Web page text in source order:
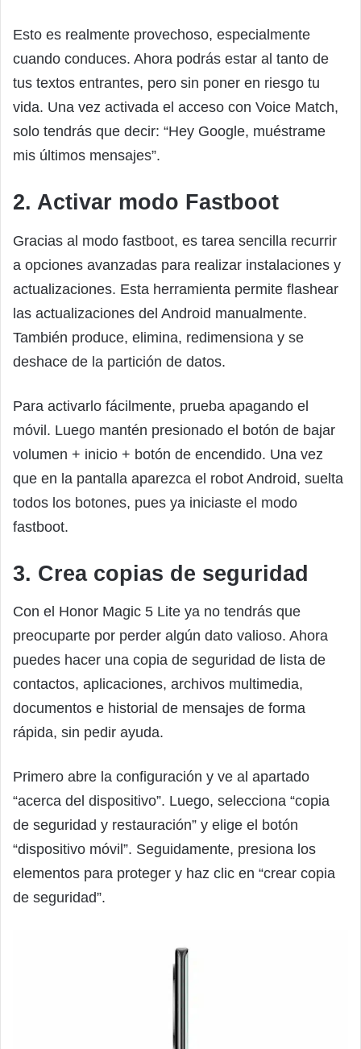
Esto es realmente provechoso, especialmente
cuando conduces. Ahora podrás estar al tanto de
tus textos entrantes, pero sin poner en riesgo tu
vida. Una vez activada el acceso con Voice Match,
solo tendrás que decir: “Hey Google, muéstrame
mis últimos mensajes”.
2. Activar modo Fastboot
Gracias al modo fastboot, es tarea sencilla recurrir
a opciones avanzadas para realizar instalaciones y
actualizaciones. Esta herramienta permite flashear
las actualizaciones del Android manualmente.
También produce, elimina, redimensiona y se
deshace de la partición de datos.
Para activarlo fácilmente, prueba apagando el
móvil. Luego mantén presionado el botón de bajar
volumen + inicio + botón de encendido. Una vez
que en la pantalla aparezca el robot Android, suelta
todos los botones, pues ya iniciaste el modo
fastboot.
3. Crea copias de seguridad
Con el Honor Magic 5 Lite ya no tendrás que
preocuparte por perder algún dato valioso. Ahora
puedes hacer una copia de seguridad de lista de
contactos, aplicaciones, archivos multimedia,
documentos e historial de mensajes de forma
rápida, sin pedir ayuda.
Primero abre la configuración y ve al apartado
“acerca del dispositivo”. Luego, selecciona “copia
de seguridad y restauración” y elige el botón
“dispositivo móvil”. Seguidamente, presiona los
elementos para proteger y haz clic en “crear copia
de seguridad”.